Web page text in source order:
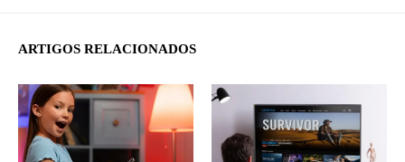
ARTIGOS RELACIONADOS